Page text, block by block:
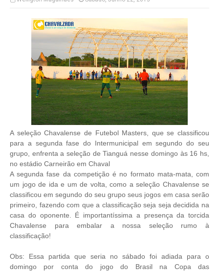
A seleção Chavalense de Futebol Masters, que se classificou
para a segunda fase do Intermunicipal em segundo do seu
grupo, enfrenta a seleção de Tianguá nesse domingo às 16 hs,
no estádio Carneirão em Chaval
A segunda fase da competição é no formato mata-mata, com
um jogo de ida e um de volta, como a seleção Chavalense se
classificou em segundo do seu grupo seus jogos em casa serão
primeiro, fazendo com que a classificação seja seja decidida na
casa do oponente. É importantíssima a presença da torcida
Chavalense para embalar a nossa seleção rumo à
classificação!
Obs: Essa partida que seria no sábado foi adiada para o
domingo por conta do jogo do Brasil na Copa das